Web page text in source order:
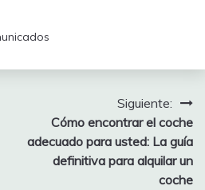
Siguiente:
Cómo encontrar el coche
adecuado para usted: La guía
definitiva para alquilar un
coche